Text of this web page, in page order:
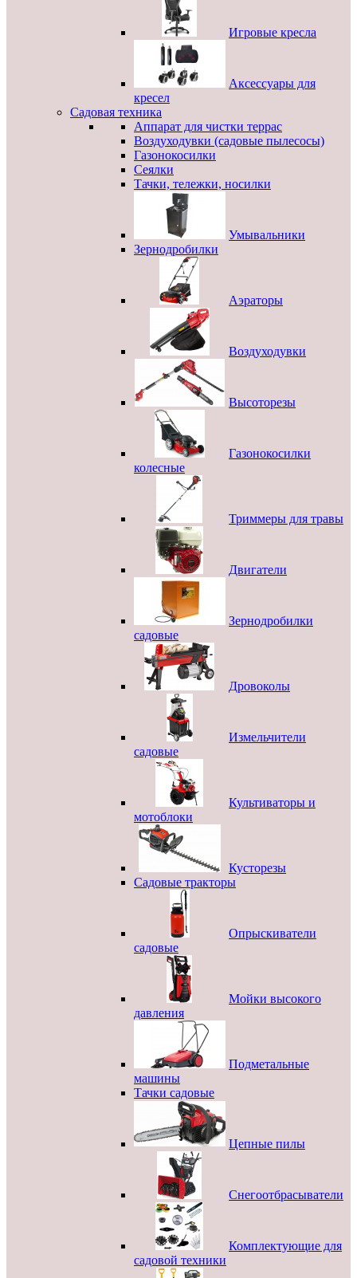
Игровые кресла
Аксессуары для
кресел
Садовая техника
Аппарат для чистки террас
Воздуходувки (садовые пылесосы)
Газонокосилки
Сеялки
Тачки, тележки, носилки
Умывальники
Зернодробилки
Аэраторы
Воздуходувки
Высоторезы
Газонокосилки
колесные
Триммеры для травы
Двигатели
Зернодробилки
садовые
Дровоколы
Измельчители
садовые
Культиваторы и
мотоблоки
Кусторезы
Садовые тракторы
Опрыскиватели
садовые
Мойки высокого
давления
Подметальные
машины
Тачки садовые
Цепные пилы
Снегоотбрасыватели
Комплектующие для
садовой техники